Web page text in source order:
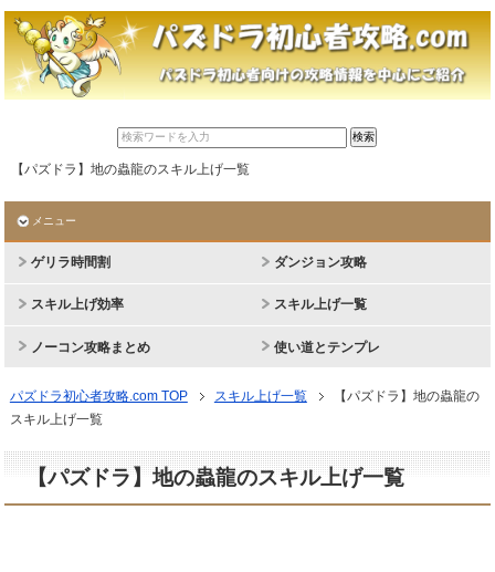
【パズドラ】地の蟲龍のスキル上げ一覧
メニュー
ゲリラ時間割 ダンジョン攻略
スキル上げ効率 スキル上げ一覧
ノーコン攻略まとめ 使い道とテンプレ
パズドラ初心者攻略.com TOP スキル上げ一覧
【パズドラ】地の蟲龍の
スキル上げ一覧
【パズドラ】地の蟲龍のスキル上げ一覧